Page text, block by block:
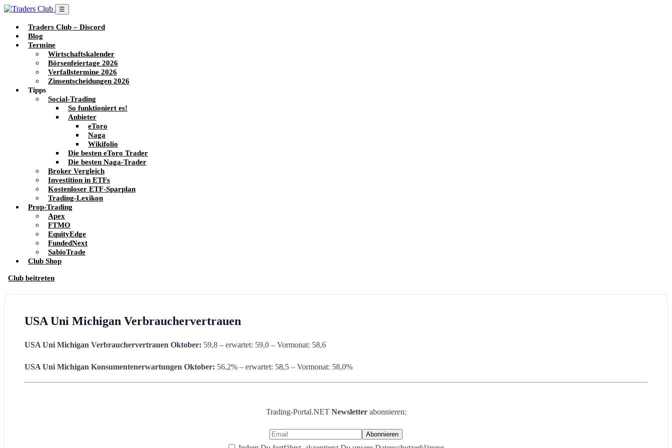
☰
Traders Club – Discord
Blog
Termine
Wirtschaftskalender
Börsenfeiertage 2026
Verfallstermine 2026
Zinsentscheidungen 2026
Tipps
Social-Trading
So funktioniert es!
Anbieter
eToro
Naga
Wikifolio
Die besten eToro Trader
Die besten Naga-Trader
Broker Vergleich
Investition in ETFs
Kostenloser ETF-Sparplan
Trading-Lexikon
Prop-Trading
Apex
FTMO
EquityEdge
FundedNext
SabioTrade
Club Shop
Club beitreten
USA Uni Michigan Verbrauchervertrauen
USA Uni Michigan Verbrauchervertrauen Oktober: 59,8 – erwartet: 59,0 – Vormonat: 58,6
USA Uni Michigan Konsumentenerwartungen Oktober: 56,2% – erwartet: 58,5 – Vormonat: 58,0%
Trading-Portal.NET Newsletter abonnieren: